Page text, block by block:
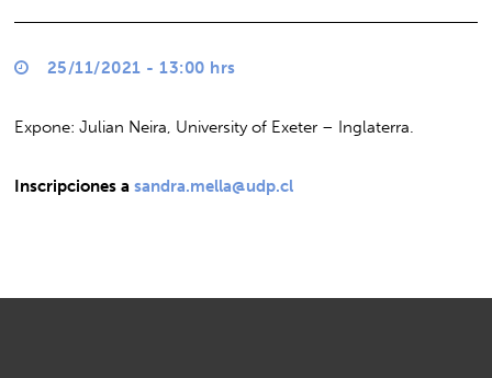
25/11/2021 - 13:00 hrs
Expone: Julian Neira, University of Exeter – Inglaterra.
Inscripciones asandra.mella@udp.cl